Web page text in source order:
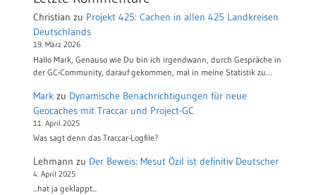
Christian zu Projekt 425: Cachen in allen 425 Landkreisen
Deutschlands
19. März 2026
Hallo Mark, Genauso wie Du bin ich irgendwann, durch Gespräche in
der GC-Community, darauf gekommen, mal in meine Statistik zu…
Mark zu Dynamische Benachrichtigungen für neue
Geocaches mit Traccar und Project-GC
11. April 2025
Was sagt denn das Traccar-Logfile?
Lehmann zu Der Beweis: Mesut Özil ist definitiv Deutscher
4. April 2025
...hat ja geklappt...